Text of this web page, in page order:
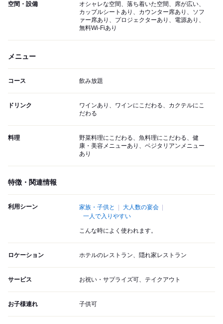
空間・設備
オシャレな空間、落ち着いた空間、席が広い、
カップルシートあり、カウンター席あり、ソフ
ァー席あり、プロジェクターあり、電源あり、
無料Wi-Fiあり
メニュー
コース 飲み放題
ドリンク
ワインあり、ワインにこだわる、カクテルにこ
だわる
料理
野菜料理にこだわる、魚料理にこだわる、健
康・美容メニューあり、ベジタリアンメニュー
あり
特徴・関連情報
利用シーン 家族・子供と
大人数の宴会
一人で入りやすい
こんな時によく使われます。
ロケーション ホテルのレストラン、隠れ家レストラン
サービス お祝い・サプライズ可、テイクアウト
お子様連れ 子供可